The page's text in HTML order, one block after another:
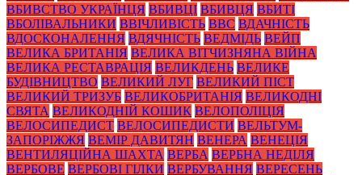
ВБИВСТВО УКРАЇНЦЯ ВБИВЦІ ВБИВЦЯ ВБИТІ
ВБОЛІВАЛЬНИКИ ВВІЧЛИВІСТЬ ВВС ВДАЧНІСТЬ
ВДОСКОНАЛЕННЯ ВДЯЧНІСТЬ ВЕДМІДЬ ВЕЙП
ВЕЛИКА БРИТАНІЯ ВЕЛИКА ВІТЧИЗНЯНА ВІЙНА
ВЕЛИКА РЕСТАВРАЦІЯ ВЕЛИКДЕНЬ ВЕЛИКЕ
БУДІВНИЦТВО ВЕЛИКИЙ ЛУГ ВЕЛИКИЙ ПІСТ
ВЕЛИКИЙ ТРИЗУБ ВЕЛИКОБРИТАНІЯ ВЕЛИКОДНІ
СВЯТА ВЕЛИКОДНІЙ КОШИК ВЕЛОПОЛІЦІЯ
ВЕЛОСИПЕДИСТ ВЕЛОСИПЕДИСТИ ВЕЛЬТУМ-
ЗАПОРІЖЖЯ ВЕМІР ДАВИТЯН ВЕНЕРА ВЕНЕЦІЯ
ВЕНТИЛЯЦІЙНА ШАХТА ВЕРБА ВЕРБНА НЕДІЛЯ
ВЕРБОВЕ ВЕРБОВІ ГІЛКИ ВЕРБУВАННЯ ВЕРЕСЕНЬ